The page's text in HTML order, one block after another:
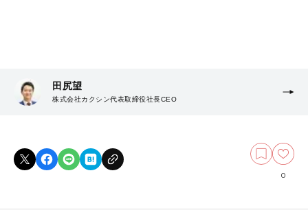
田尻望
株式会社カクシン代表取締役社長CEO
0